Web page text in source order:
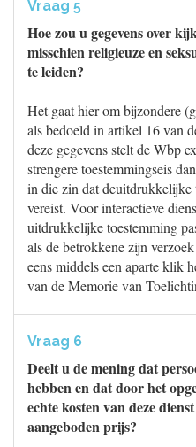
Vraag 5
Hoe zou u gegevens over
misschien religieuze en
te leiden?
Het gaat hier om bijzondere
als bedoeld in artikel 16 van
deze gegevens stelt de Wbp
strengere toestemmingseis
in die zin dat deuitdrukkelijke
vereist. Voor interactieve
uitdrukkelijke toestemming
als de betrokkene zijn
eens middels een aparte klik
van de Memorie van
Vraag 6
Deelt u de mening dat
hebben en dat door het
echte kosten van deze
aangeboden prijs?